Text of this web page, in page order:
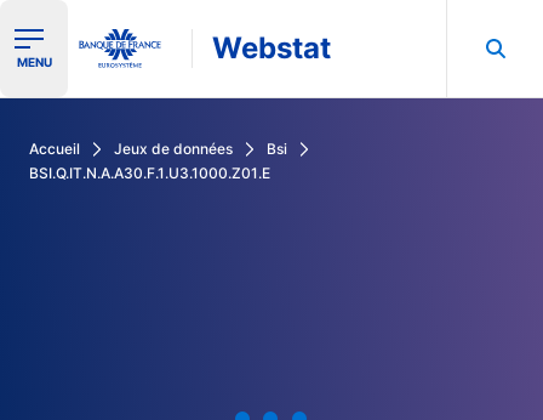
Ouvrir le menu de navigation
MENU Webstat
Accueil Jeux de données
Bsi
BSI.Q.IT.N.A.A30.F.1.U3.1000.Z01.E